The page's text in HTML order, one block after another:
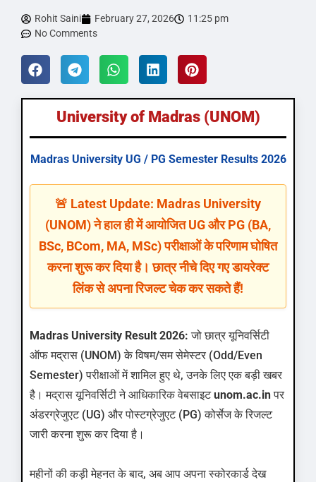
Rohit Saini February 27, 2026
11:25 pm
No Comments
University of Madras (UNOM)
Madras University UG / PG Semester Results 2026
🚨 Latest Update: Madras University
(UNOM) ने हाल ही में आयोजित UG और PG (BA,
BSc, BCom, MA, MSc) परीक्षाओं के परिणाम घोषित
करना शुरू कर दिया है। छात्र नीचे दिए गए डायरेक्ट
लिंक से अपना रिजल्ट चेक कर सकते हैं!
Madras University Result 2026: जो छात्र यूनिवर्सिटी
ऑफ मद्रास (UNOM) के विषम/सम सेमेस्टर (Odd/Even
Semester) परीक्षाओं में शामिल हुए थे, उनके लिए एक बड़ी खबर
है। मद्रास यूनिवर्सिटी ने आधिकारिक वेबसाइटunom.ac.inपर
अंडरग्रेजुएट (UG) और पोस्टग्रेजुएट (PG) कोर्सेज के रिजल्ट
जारी करना शुरू कर दिया है।
महीनों की कड़ी मेहनत के बाद, अब आप अपना स्कोरकार्ड देख